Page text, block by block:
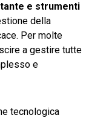
e strumenti
della
Per molte
a gestire tutte
e
tecnologica